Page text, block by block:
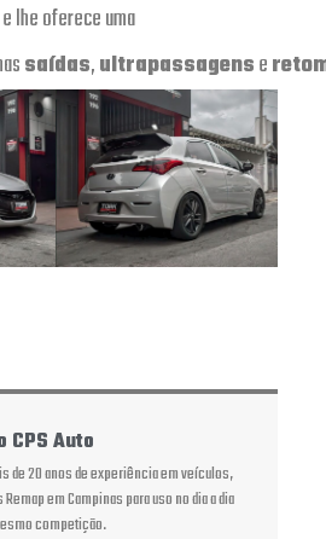
lhe oferece uma
saídas,ultrapassagense
CPS Auto
de 20 anos de experiência em veículos,
em Campinas para uso no dia a dia
competição.